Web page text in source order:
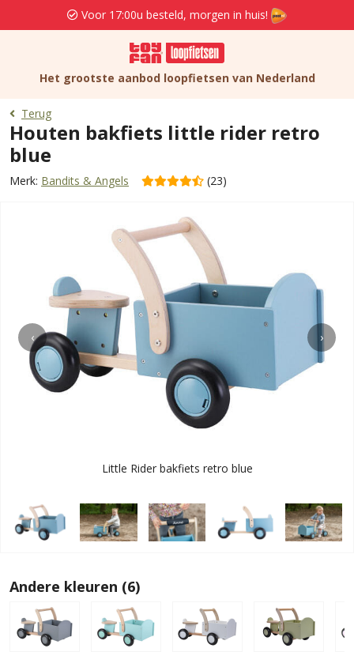
Voor 17:00u besteld, morgen in huis!
Het grootste aanbod loopfietsen van Nederland
Terug
Houten bakfiets little rider retro
blue
Merk: Bandits & Angels (23)
‹ ›
Little Rider bakfiets retro blue
Andere kleuren (6)